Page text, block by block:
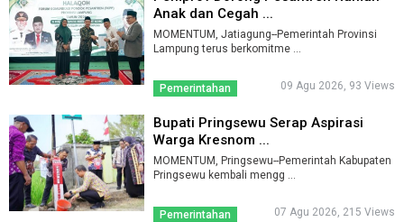
Anak dan Cegah ...
MOMENTUM, Jatiagung--Pemerintah Provinsi
Lampung terus berkomitme ...
Pemerintahan 09 Agu 2026, 93 Views
Bupati Pringsewu Serap Aspirasi
Warga Kresnom ...
MOMENTUM, Pringsewu--Pemerintah Kabupaten
Pringsewu kembali mengg ...
Pemerintahan 07 Agu 2026, 215 Views